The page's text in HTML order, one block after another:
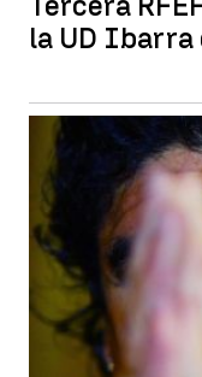
la UD Ibarra